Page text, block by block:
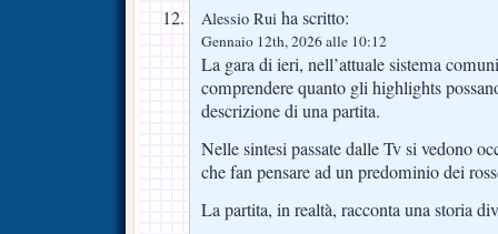
Alessio Rui ha scritto:
Gennaio 12th, 2026 alle 10:12
La gara di ieri, nell’attuale sistema
comprendere quanto gli highlights
descrizione di una partita.
Nelle sintesi passate dalle Tv si vedono
che fan pensare ad un predominio dei
La partita, in realtà, racconta una storia